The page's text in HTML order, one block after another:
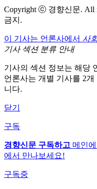
Copyright ⓒ 경향신문. All
금지.
이 기사는 언론사에서 사
기사 섹션 분류 안내
기사의 섹션 정보는 해당
언론사는 개별 기사를 2
니다.
닫기
구독
경향신문 구독하고 메인
에서 만나보세요!
구독중